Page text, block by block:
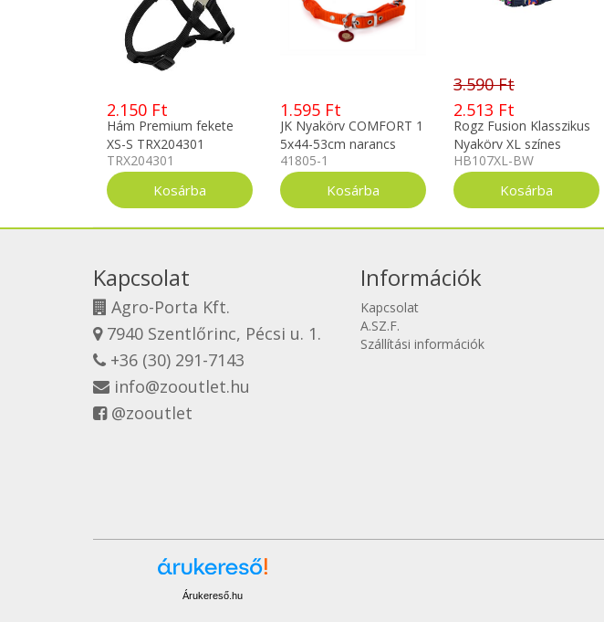
2.150 Ft
Hám Premium fekete
XS-S TRX204301
TRX204301
1.595 Ft
JK Nyakörv COMFORT 1
5x44-53cm narancs
41805-1
41805-1
3.590 Ft
2.513 Ft
Rogz Fusion Klasszikus
Nyakörv XL színes
HB107XL-BW
Kapcsolat
Agro-Porta Kft.
7940 Szentlőrinc, Pécsi u. 1.
+36 (30) 291-7143
info@zooutlet.hu
@zooutlet
Információk
Kapcsolat
A.SZ.F.
Szállítási információk
Árukereső.hu